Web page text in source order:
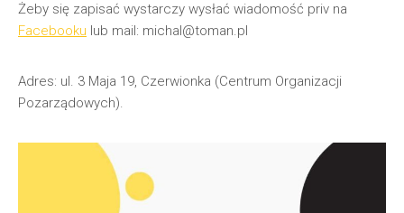
Żeby się zapisać wystarczy wysłać wiadomość priv na
Facebooku lub mail: michal@toman.pl
Adres: ul. 3 Maja 19, Czerwionka (Centrum Organizacji
Pozarządowych).